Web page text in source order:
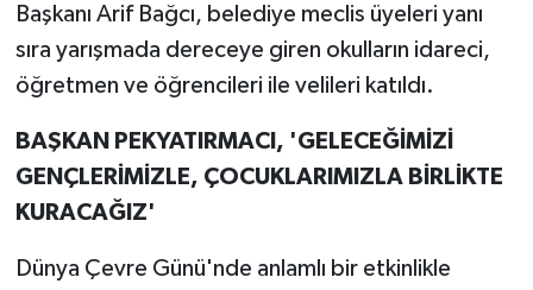
Başkanı Arif Bağcı, belediye meclis üyeleri yanı
sıra yarışmada dereceye giren okulların idareci,
öğretmen ve öğrencileri ile velileri katıldı.
BAŞKAN PEKYATIRMACI, 'GELECEĞİMİZİ
GENÇLERİMİZLE, ÇOCUKLARIMIZLA BİRLİKTE
KURACAĞIZ'
Dünya Çevre Günü'nde anlamlı bir etkinlikle